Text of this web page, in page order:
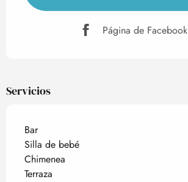
Página de Facebook
Servicios
Bar
Silla de bebé
Chimenea
Terraza